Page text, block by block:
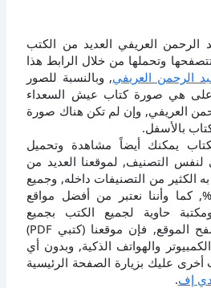
العريفي العديد من الكتب
وتحملها من خلال الرابط هذا
الرحمن العريفي, وبالنسبة للصور
هي صورة كتاب عيش السعداء
العريفي, وإن لم تكن هناك صورة
بالأسفل.
يمكنك أيضاً مشاهدة وتحميل
لنفس التصنيف, لموقعنا العديد من
به الكثير من التصنيفات داخله, وجميع
هذه الكتب مجانية 100%, كما وأننا نعتبر من أفضل مواقع
حاوية لجميع الكتب بجميع
تخصصاتها, وبالنسبة لتصفح الموقع, فإن موقعنا (كتبي PDF)
والهواتف الذكية, وبدون أي
عليك بزيارة الصفحة الرئيسية
إف.